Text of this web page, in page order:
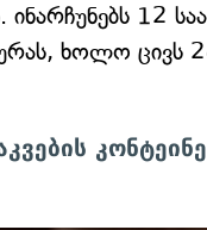
ინარჩუნებს 12
ხოლო ცივს